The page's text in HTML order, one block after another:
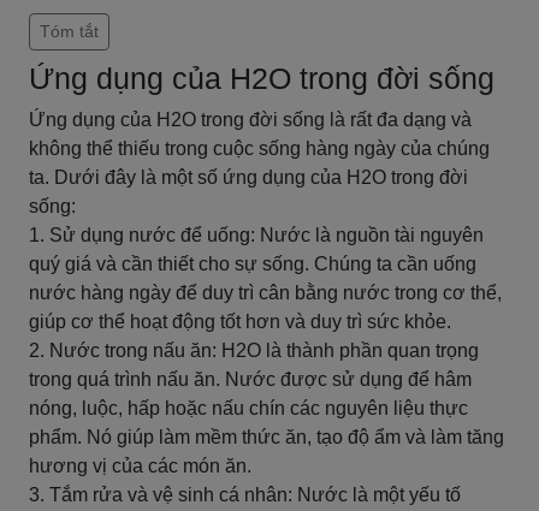
Tóm tắt
Ứng dụng của H2O trong đời sống
Ứng dụng của H2O trong đời sống là rất đa dạng và
không thể thiếu trong cuộc sống hàng ngày của chúng
ta. Dưới đây là một số ứng dụng của H2O trong đời
sống:
1. Sử dụng nước để uống: Nước là nguồn tài nguyên
quý giá và cần thiết cho sự sống. Chúng ta cần uống
nước hàng ngày để duy trì cân bằng nước trong cơ thể,
giúp cơ thể hoạt động tốt hơn và duy trì sức khỏe.
2. Nước trong nấu ăn: H2O là thành phần quan trọng
trong quá trình nấu ăn. Nước được sử dụng để hâm
nóng, luộc, hấp hoặc nấu chín các nguyên liệu thực
phẩm. Nó giúp làm mềm thức ăn, tạo độ ẩm và làm tăng
hương vị của các món ăn.
3. Tắm rửa và vệ sinh cá nhân: Nước là một yếu tố